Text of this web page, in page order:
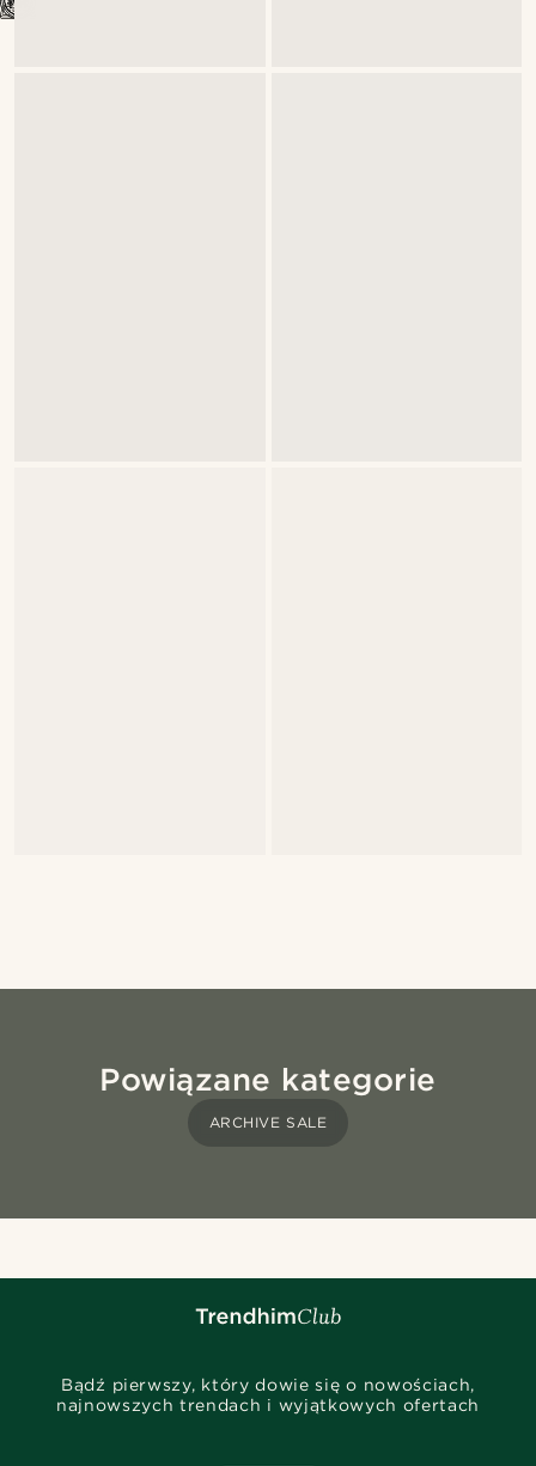
Powiązane kategorie
ARCHIVE SALE
Bądź pierwszy, który dowie się o nowościach,
najnowszych trendach i wyjątkowych ofertach